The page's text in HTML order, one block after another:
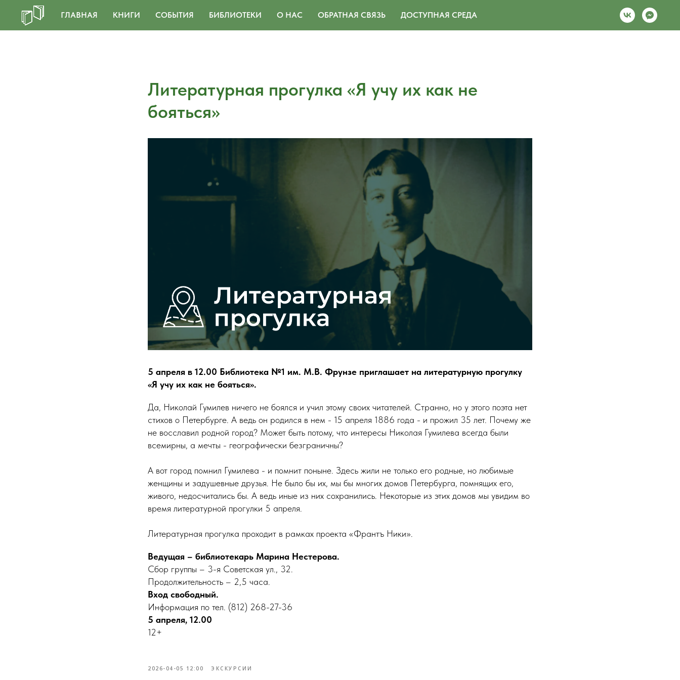
ГЛАВНАЯ КНИГИ СОБЫТИЯ БИБЛИОТЕКИ О НАС ОБРАТНАЯ СВЯЗЬ ДОСТУПНАЯ СРЕДА
Литературная прогулка «Я учу их как не
бояться»
5 апреля в 12.00 Библиотека №1 им. М.В. Фрунзе приглашает на литературную прогулку
«Я учу их как не бояться».
Да, Николай Гумилев ничего не боялся и учил этому своих читателей. Странно, но у этого поэта нет
стихов о Петербурге. А ведь он родился в нем - 15 апреля 1886 года - и прожил 35 лет. Почему же
не восславил родной город? Может быть потому, что интересы Николая Гумилева всегда были
всемирны, а мечты - географически безграничны?
А вот город помнил Гумилева - и помнит поныне. Здесь жили не только его родные, но любимые
женщины и задушевные друзья. Не было бы их, мы бы многих домов Петербурга, помнящих его,
живого, недосчитались бы. А ведь иные из них сохранились. Некоторые из этих домов мы увидим во
время литературной прогулки 5 апреля.
Литературная прогулка проходит в рамках проекта «Франтъ Ники».
Ведущая – библиотекарь Марина Нестерова.
Сбор группы – 3-я Советская ул., 32.
Продолжительность – 2,5 часа.
Вход свободный.
Информация по тел. (812) 268-27-36
5 апреля, 12.00
12+
2026-04-05 12:00 ЭКСКУРСИИ